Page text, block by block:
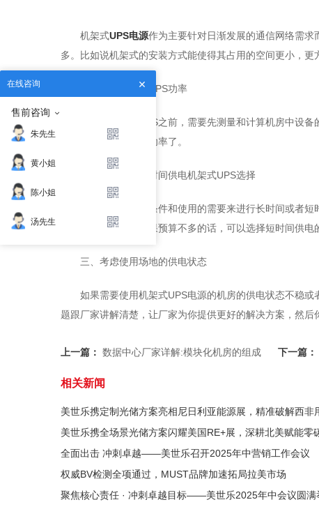
机架式UPS电源作为主要针对日渐发展的通信网络需
多。比如说机架式的安装方式能使得其占用的空间更小，更
一、估算机架式UPS功率
在挑选机架式UPS之前，需要先测量和计算机房中设
架式UPS电源的估算功率了。
二、长时间和短时间供电机架式UPS选择
根据自身的经济条件和使用的需要来进行长时间或者
机架式UPS电源，如果预算不多的话，可以选择短时间供电
三、考虑使用场地的供电状态
如果需要使用机架式UPS电源的机房的供电状态不稳
题跟厂家讲解清楚，让厂家为你提供更好的解决方案，然后
上一篇： 数据中心厂家详解:模块化机房的组成 下一篇：
相关新闻
美世乐携定制光储方案亮相尼日利亚能源展，精准破解西非
美世乐携全场景光储方案闪耀美国RE+展，深耕北美赋能零
全面出击 冲刺卓越——美世乐召开2025年中营销工作会议
权威BV检测全项通过，MUST品牌加速拓局拉美市场
聚焦核心责任 · 冲刺卓越目标——美世乐2025年中会议圆满
在线咨询
售前咨询
朱先生
黄小姐
陈小姐
汤先生